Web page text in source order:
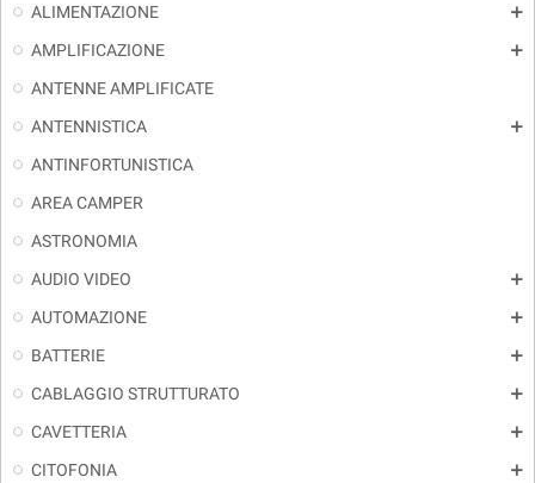
ALIMENTAZIONE
add
AMPLIFICAZIONE add
ANTENNE AMPLIFICATE
ANTENNISTICA
add
ANTINFORTUNISTICA
AREA CAMPER
ASTRONOMIA
AUDIO VIDEO
add
AUTOMAZIONE add
BATTERIE add
CABLAGGIO STRUTTURATO add
CAVETTERIA add
CITOFONIA add